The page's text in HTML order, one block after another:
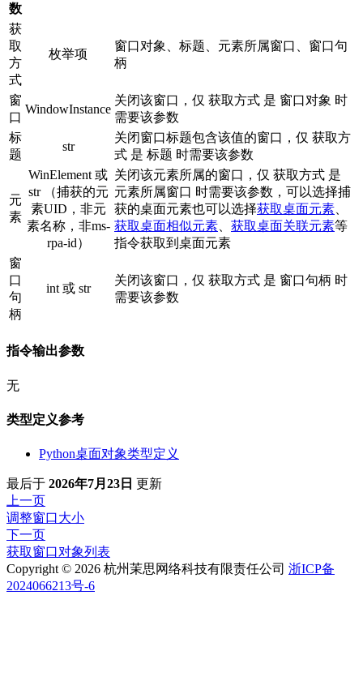
数
获
取
方
式
枚举项
窗口对象、标题、元素所属窗口、窗口句
柄
窗
口
WindowInstance
关闭该窗口，仅 获取方式 是 窗口对象 时
需要该参数
标
题
str
关闭窗口标题包含该值的窗口，仅 获取方
式 是 标题 时需要该参数
元
素
WinElement 或
str （捕获的元
素UID，非元
素名称，非ms-
rpa-id）
关闭该元素所属的窗口，仅 获取方式 是
元素所属窗口 时需要该参数，可以选择捕
获的桌面元素也可以选择获取桌面元素
获取桌面相似元素
获取桌面关联元素等
指令获取到桌面元素
窗
口
句
柄
int 或 str
关闭该窗口，仅 获取方式 是 窗口句柄 时
需要该参数
指令输出参数
无
类型定义参考
Python桌面对象类型定义
最后于 2026年7月23日 更新
上一页
调整窗口大小
下一页
获取窗口对象列表
Copyright © 2026 杭州茉思网络科技有限责任公司 浙ICP备
2024066213号-6